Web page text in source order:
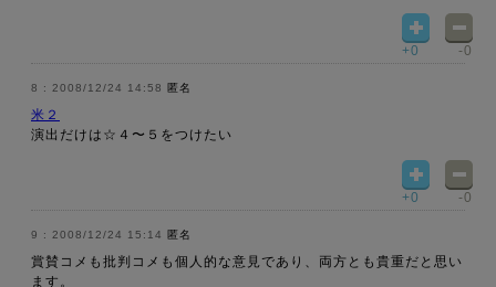
+0 -0
2008/12/24 14:58 匿名
米２
演出だけは☆４〜５をつけたい
+0 -0
2008/12/24 15:14 匿名
賞賛コメも批判コメも個人的な意見であり、両方とも貴重だと思い
ます。